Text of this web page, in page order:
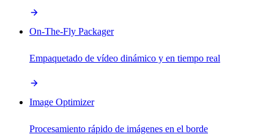
On-The-Fly Packager
Empaquetado de vídeo dinámico y en tiempo real
Image Optimizer
Procesamiento rápido de imágenes en el borde